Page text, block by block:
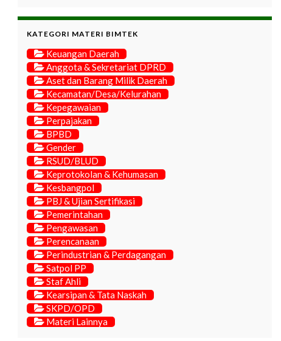
KATEGORI MATERI BIMTEK
Keuangan Daerah
Anggota & Sekretariat DPRD
Aset dan Barang Milik Daerah
Kecamatan/Desa/Kelurahan
Kepegawaian
Perpajakan
BPBD
Gender
RSUD/BLUD
Keprotokolan & Kehumasan
Kesbangpol
PBJ & Ujian Sertifikasi
Pemerintahan
Pengawasan
Perencanaan
Perindustrian & Perdagangan
Satpol PP
Staf Ahli
Kearsipan & Tata Naskah
SKPD/OPD
Materi Lainnya